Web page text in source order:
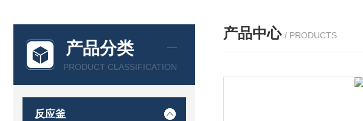
产品分类
PRODUCT CLASSIFICATION
反应釜
产品中心 / PRODUCTS